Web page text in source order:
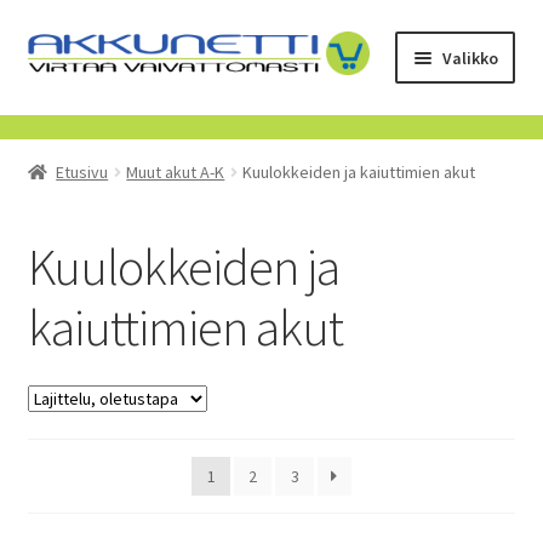
Siirry
navigointiin
Siirry
sisältöön
Valikko
Kauppa
Tietoa meistä
Toimitusehdot
Etusivu Muut akut A-K Kuulokkeiden ja kaiuttimien akut
Kuulokkeiden ja
kaiuttimien akut
1 2 3